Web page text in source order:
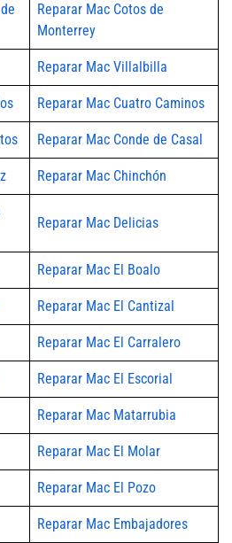
Reparar Mac Cotos de
Monterrey
Reparar Mac Villalbilla
Reparar Mac Cuatro Caminos
Reparar Mac Conde de Casal
Reparar Mac Chinchón
Reparar Mac Delicias
Reparar Mac El Boalo
Reparar Mac El Cantizal
Reparar Mac El Carralero
Reparar Mac El Escorial
Reparar Mac Matarrubia
Reparar Mac El Molar
Reparar Mac El Pozo
Reparar Mac Embajadores